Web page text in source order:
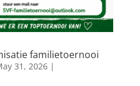
familietoernooi
31, 2026|